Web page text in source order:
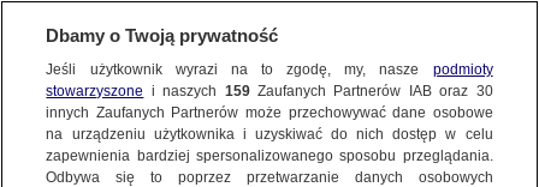
BIURO REKLAMY TVN MEDIA
Dbamy o Twoją prywatność
Jeśli użytkownik wyrazi na to zgodę, my, nasze podmioty
stowarzyszone i naszych 159Zaufanych Partnerów IAB oraz 30
innych Zaufanych Partnerów może przechowywać dane osobowe
na urządzeniu użytkownika i uzyskiwać do nich dostęp w celu
zapewnienia bardziej spersonalizowanego sposobu przeglądania.
Odbywa się to poprzez przetwarzanie danych osobowych